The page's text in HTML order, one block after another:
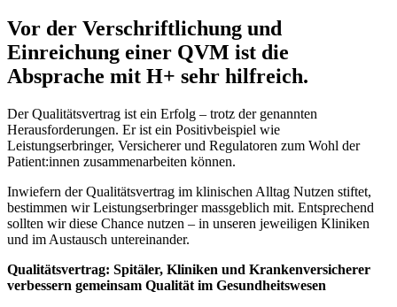
Vor der Verschriftlichung und
Einreichung einer QVM ist die
Absprache mit H+ sehr hilfreich.
Der Qualitätsvertrag ist ein Erfolg – trotz der genannten
Herausforderungen. Er ist ein Positivbeispiel wie
Leistungserbringer, Versicherer und Regulatoren zum Wohl der
Patient:innen zusammenarbeiten können.
Inwiefern der Qualitätsvertrag im klinischen Alltag Nutzen stiftet,
bestimmen wir Leistungserbringer massgeblich mit. Entsprechend
sollten wir diese Chance nutzen – in unseren jeweiligen Kliniken
und im Austausch untereinander.
Qualitätsvertrag: Spitäler, Kliniken und Krankenversicherer
verbessern gemeinsam Qualität im Gesundheitswesen